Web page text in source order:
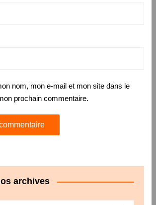
nom, mon e-mail et mon site dans le
prochain commentaire.
archives